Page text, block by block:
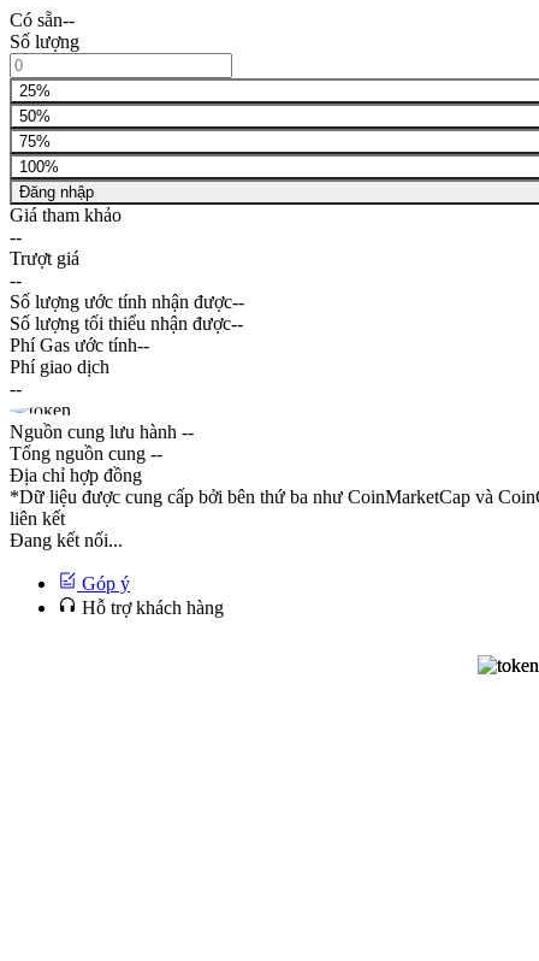
Có sẵn--
Số lượng
25%
50%
75%
100%
Đăng nhập
Giá tham khảo
--
Trượt giá
--
Số lượng ước tính nhận được--
Số lượng tối thiểu nhận được--
Phí Gas ước tính--
Phí giao dịch
--
Nguồn cung lưu hành --
Tổng nguồn cung --
Địa chỉ hợp đồng
*Dữ liệu được cung cấp bởi bên thứ ba như CoinMarketCap và
liên kết
Đang kết nối...
Góp ý
Hỗ trợ khách hàng